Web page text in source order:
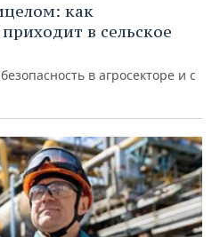
как
в сельское
в агросекторе и с